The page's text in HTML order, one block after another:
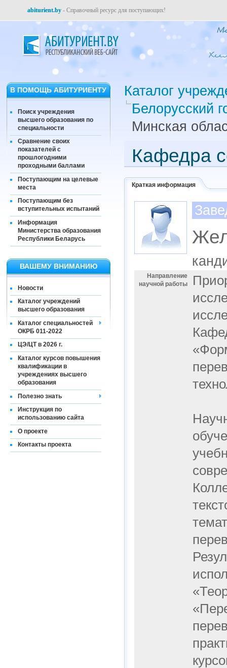
abiturient.by - Справочный ресурс для поступающих!
В ПОМОЩЬ АБИТУРИЕНТУ
Поиск учреждения
высшего образования по
специальности
Сравнение своих
показателей с
прошлогодними
проходными баллами
Поступающим на целевые
места
Поступающим без
вступительных испытаний
Информация
Министерства образования
Республики Беларусь
ВАШЕМУ ВНИМАНИЮ
Новости
Каталог учреждений
высшего образования
Каталог специальностей
ОКРБ 011-2022
ЦЭ/ЦТ в 2026 г.
Каталог курсов повышения
квалификации в
учреждениях высшего
образования
Полезно знать
Инструкция по
использованию сайта
О проекте
Контакты проекта
Каталог
Белорусский
Минская
Кафедра
Краткая информация
Направление
научной работы